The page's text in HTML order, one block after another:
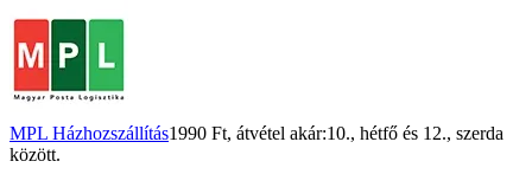
MPL Házhozszállítás1990 Ft, átvétel akár:10., hétfő és 12., szerda
között.